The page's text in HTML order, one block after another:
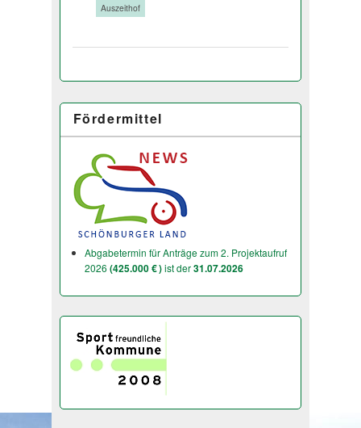
Auszeithof
Fördermittel
Abgabetermin für Anträge zum 2. Projektaufruf
2026 (425.000 € )ist der31.07.2026